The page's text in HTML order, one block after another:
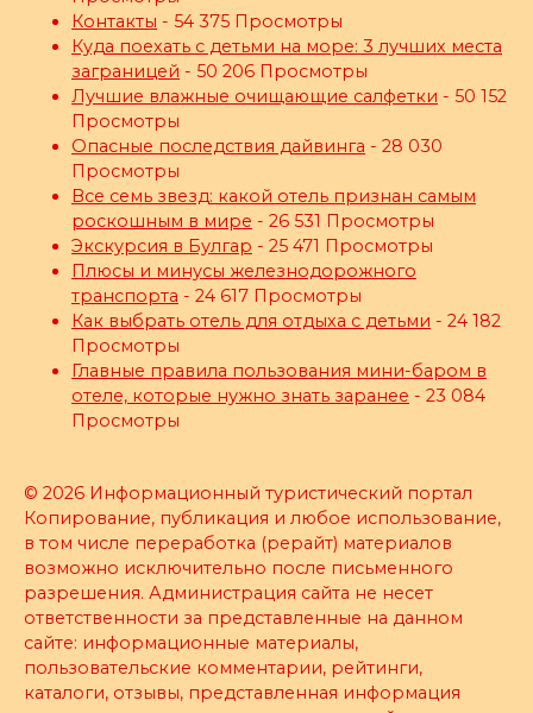
Контакты - 54 375 Просмотры
Куда поехать с детьми на море: 3 лучших места
заграницей - 50 206 Просмотры
Лучшие влажные очищающие салфетки - 50 152
Просмотры
Опасные последствия дайвинга - 28 030
Просмотры
Все семь звезд: какой отель признан самым
роскошным в мире - 26 531 Просмотры
Экскурсия в Булгар - 25 471 Просмотры
Плюсы и минусы железнодорожного
транспорта - 24 617 Просмотры
Как выбрать отель для отдыха с детьми - 24 182
Просмотры
Главные правила пользования мини-баром в
отеле, которые нужно знать заранее - 23 084
Просмотры
© 2026 Информационный туристический портал
Копирование, публикация и любое использование,
в том числе переработка (рерайт) материалов
возможно исключительно после письменного
разрешения. Администрация сайта не несет
ответственности за представленные на данном
сайте: информационные материалы,
пользовательские комментарии, рейтинги,
каталоги, отзывы, представленная информация